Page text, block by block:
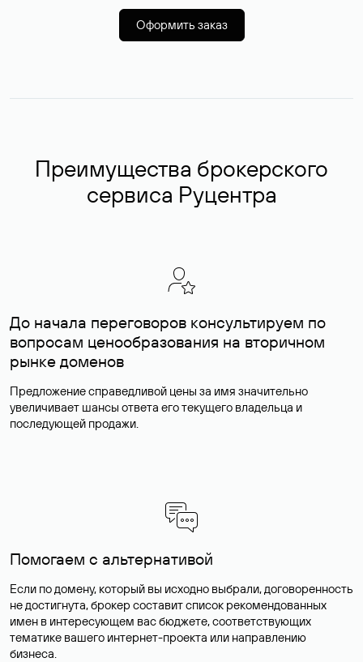
Оформить заказ
Преимущества брокерского
сервиса Руцентра
До начала переговоров консультируем по
вопросам ценообразования на вторичном
рынке доменов
Предложение справедливой цены за имя значительно
увеличивает шансы ответа его текущего владельца и
последующей продажи.
Помогаем с альтернативой
Если по домену, который вы исходно выбрали, договоренность
не достигнута, брокер составит список рекомендованных
имен в интересующем вас бюджете, соответствующих
тематике вашего интернет-проекта или направлению
бизнеса.